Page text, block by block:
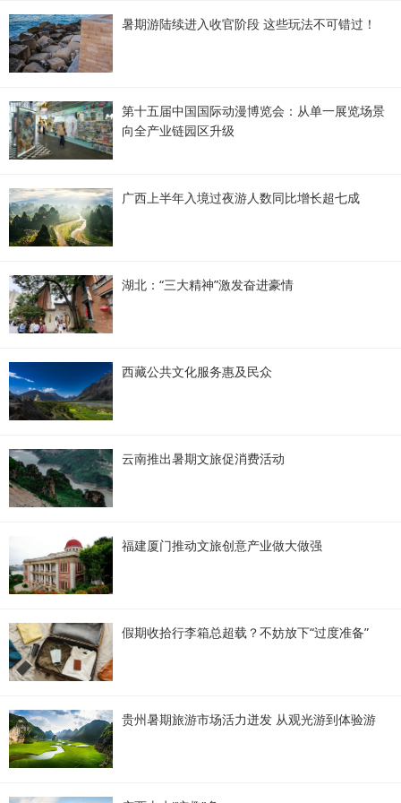
暑期游陆续进入收官阶段 这些玩法不可错过！
第十五届中国国际动漫博览会：从单一展览场景
向全产业链园区升级
广西上半年入境过夜游人数同比增长超七成
湖北：“三大精神”激发奋进豪情
西藏公共文化服务惠及民众
云南推出暑期文旅促消费活动
福建厦门推动文旅创意产业做大做强
假期收拾行李箱总超载？不妨放下“过度准备”
贵州暑期旅游市场活力迸发 从观光游到体验游